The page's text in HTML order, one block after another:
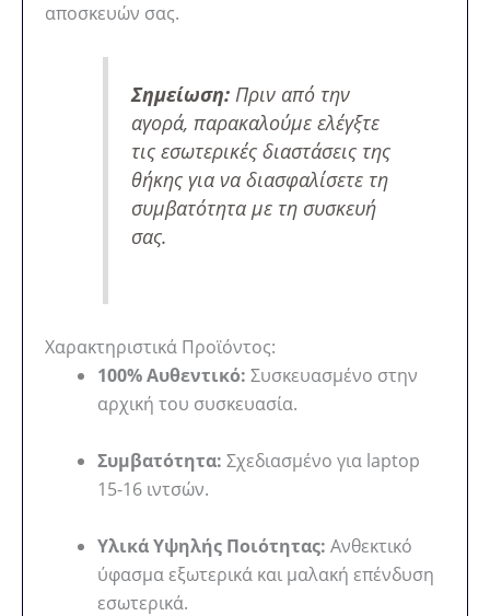
αποσκευών σας.
Σημείωση:Πριν από την
αγορά, παρακαλούμε ελέγξτε
τις εσωτερικές διαστάσεις της
θήκης για να διασφαλίσετε τη
συμβατότητα με τη συσκευή
σας.
Χαρακτηριστικά Προϊόντος:
100% Αυθεντικό: Συσκευασμένο στην
αρχική του συσκευασία.
Συμβατότητα: Σχεδιασμένο για laptop
15-16 ιντσών.
Υλικά Υψηλής Ποιότητας: Ανθεκτικό
ύφασμα εξωτερικά και μαλακή επένδυση
εσωτερικά.